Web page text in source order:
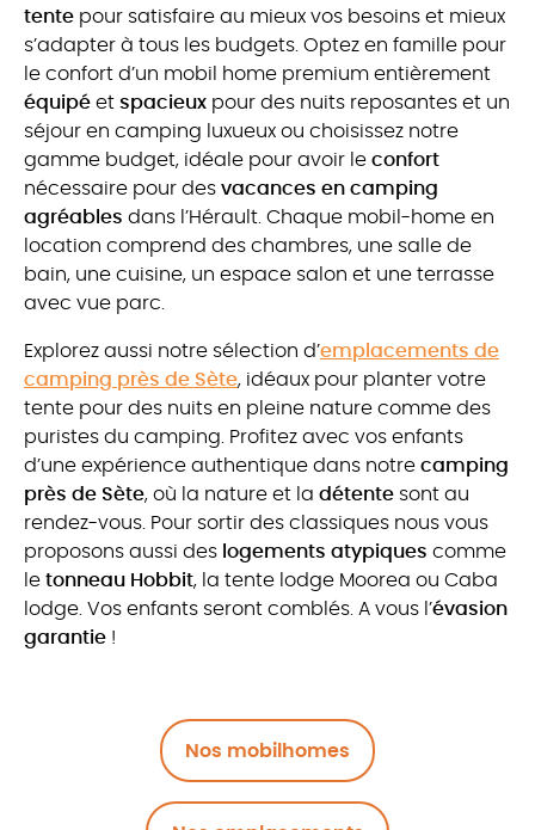
tente pour satisfaire au mieux vos besoins et mieux
s’adapter à tous les budgets. Optez en famille pour
le confort d’un mobil home premium entièrement
équipé et spacieux pour des nuits reposantes et un
séjour en camping luxueux ou choisissez notre
gamme budget, idéale pour avoir le confort
nécessaire pour des vacances en camping
agréables dans l’Hérault. Chaque mobil-home en
location comprend des chambres, une salle de
bain, une cuisine, un espace salon et une terrasse
avec vue parc.
Explorez aussi notre sélection d’emplacements de
camping près de Sète, idéaux pour planter votre
tente pour des nuits en pleine nature comme des
puristes du camping. Profitez avec vos enfants
d’une expérience authentique dans notre camping
près de Sète, où la nature et la détente sont au
rendez-vous. Pour sortir des classiques nous vous
proposons aussi des logements atypiques comme
le tonneau Hobbit, la tente lodge Moorea ou Caba
lodge. Vos enfants seront comblés. A vous l’évasion
garantie !
Nos mobilhomes